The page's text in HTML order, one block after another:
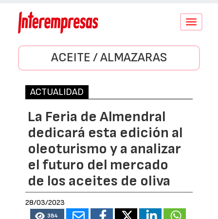
Conmutar
ACEITE / ALMAZARAS
ACTUALIDAD
La Feria de Almendral
dedicará esta edición al
oleoturismo y a analizar
el futuro del mercado
de los aceites de oliva
28/03/2023
384